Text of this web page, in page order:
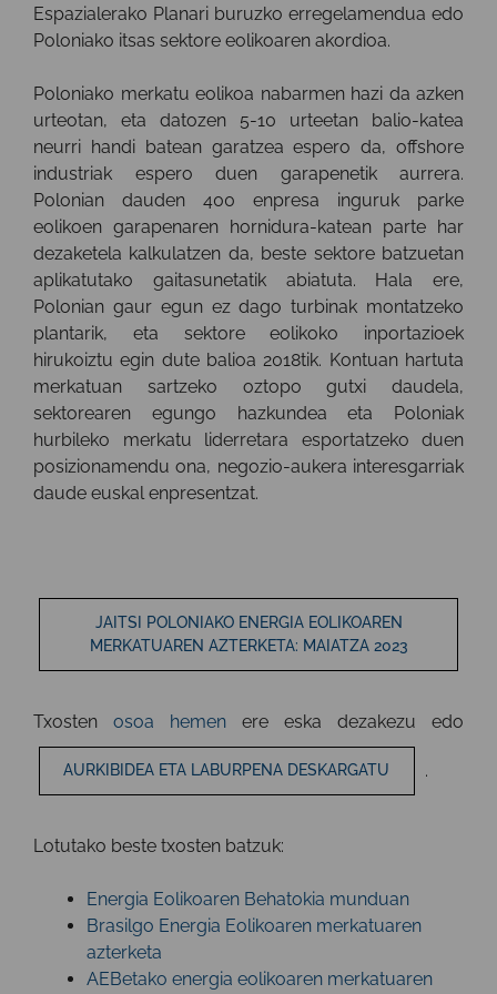
Espazialerako Planari buruzko erregelamendua edo
Poloniako itsas sektore eolikoaren akordioa.
Poloniako merkatu eolikoa nabarmen hazi da azken
urteotan, eta datozen 5-10 urteetan balio-katea
neurri handi batean garatzea espero da, offshore
industriak espero duen garapenetik aurrera.
Polonian dauden 400 enpresa inguruk parke
eolikoen garapenaren hornidura-katean parte har
dezaketela kalkulatzen da, beste sektore batzuetan
aplikatutako gaitasunetatik abiatuta. Hala ere,
Polonian gaur egun ez dago turbinak montatzeko
plantarik, eta sektore eolikoko inportazioek
hirukoiztu egin dute balioa 2018tik. Kontuan hartuta
merkatuan sartzeko oztopo gutxi daudela,
sektorearen egungo hazkundea eta Poloniak
hurbileko merkatu liderretara esportatzeko duen
posizionamendu ona, negozio-aukera interesgarriak
daude euskal enpresentzat.
JAITSI POLONIAKO ENERGIA EOLIKOAREN
MERKATUAREN AZTERKETA: MAIATZA 2023
Txosten osoa hemen ere eska dezakezu edo
AURKIBIDEA ETA LABURPENA DESKARGATU .
Lotutako beste txosten batzuk:
Energia Eolikoaren Behatokia munduan
Brasilgo Energia Eolikoaren merkatuaren
azterketa
AEBetako energia eolikoaren merkatuaren